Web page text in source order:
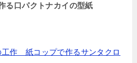
る口パクトナカイの型紙
工作 紙コップで作るサンタクロ